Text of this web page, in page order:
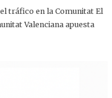
tráfico en la Comunitat El
Valenciana apuesta